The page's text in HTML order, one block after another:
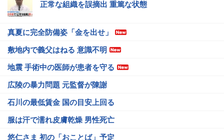
正常な組織を誤摘出 重篤な状態
真夏に完全防備姿「金を出せ」
敷地内で義父はねる 意識不明
地震 手術中の医師が患者を守る
広陵の暴力問題 元監督が陳謝
石川の最低賃金 国の目安上回る
服は汗で濡れ皮膚乾燥 男性死亡
悠仁さま 初の「おことば」予定